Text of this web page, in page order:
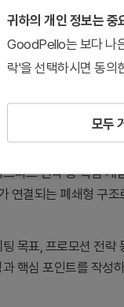
각 노드에 이미지 삽
있습니다. 4:3 비율
니스 전략 등 핵심
연결되는 폐쇄형 구
목표, 프로모션 전
핵심 포인트를 작성
귀하의 개인 정보는 중
GoodPello는 보다 나
락'을 선택하시면 동의
모두